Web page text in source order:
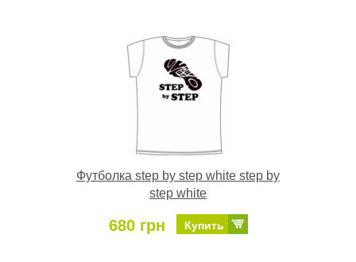
Футболка step by step white step by
step white
680 грн Купить